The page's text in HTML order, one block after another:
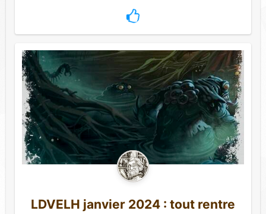
LDVELH janvier 2024 : tout rentre